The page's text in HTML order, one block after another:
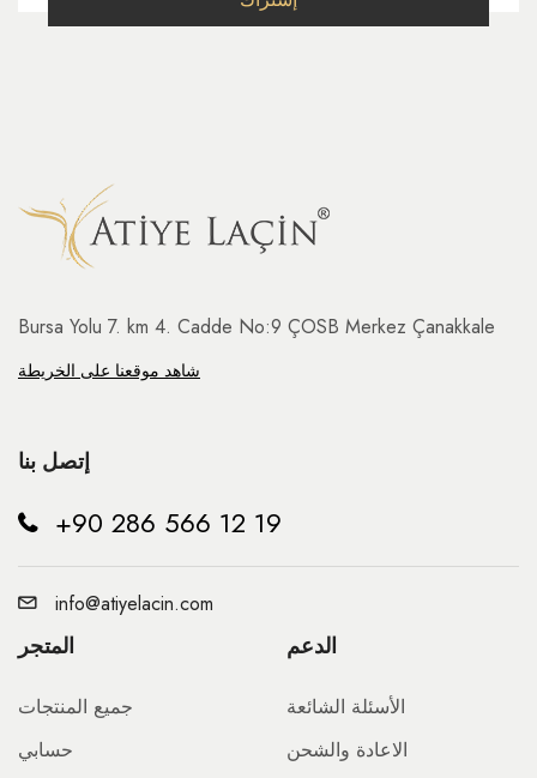
Bursa Yolu 7. km 4. Cadde No:9 ÇOSB Merkez Çanakkale
شاهد موقعنا على الخريطة
إتصل بنا
+90 286 566 12 19
info@atiyelacin.com
المتجر
جميع المنتجات
حسابي
الدعم
الأسئلة الشائعة
الاعادة والشحن